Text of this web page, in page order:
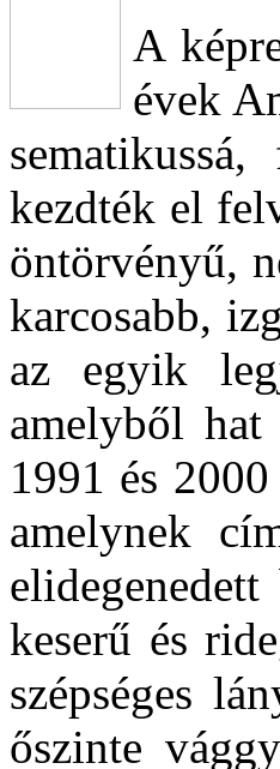
A
évek
kezdték el
öntörvényű,
karcosabb,
az egyik
amelyből hat
1991 és
amelynek
keserű és
szépséges
őszinte